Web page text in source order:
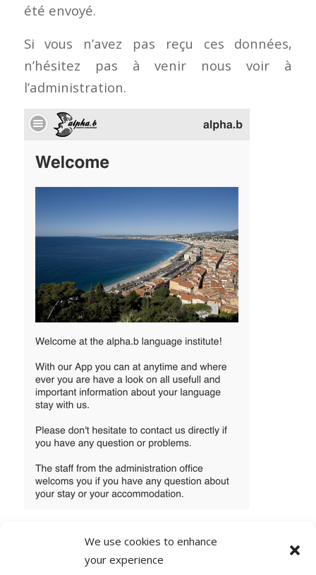
We use cookies to enhance
your experience
été envoyé.
Si vous n’avez pas reçu ces données,
n’hésitez pas à venir nous voir à
l’administration.
1 COMMENTAIRE